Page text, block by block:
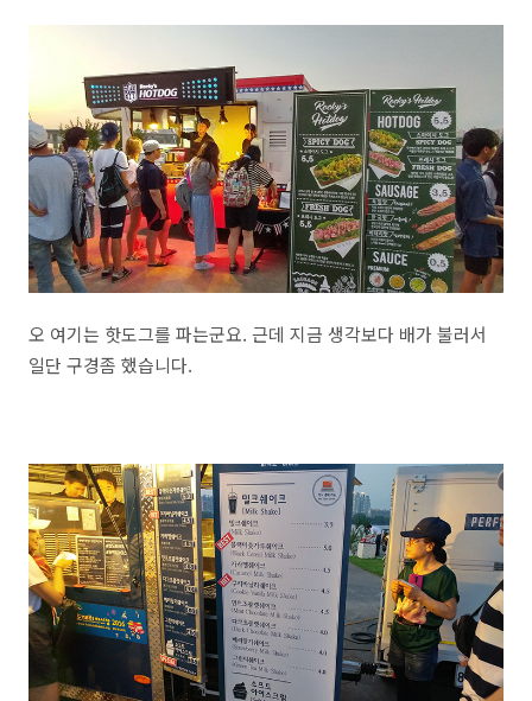
오 여기는 핫도그를 파는군요. 근데 지금 생각보다 배가 불러서
일단 구경좀 했습니다.